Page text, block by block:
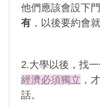
他們應該會設下門
有 ，以後要約
2.大學以後，找
經濟必須獨立 ，
話。